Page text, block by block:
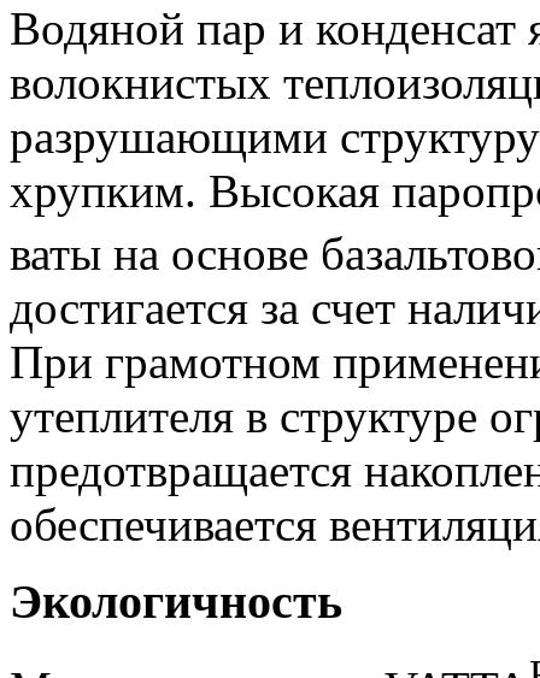
Водяной пар и конденсат
волокнистых
разрушающими
хрупким. Высокая
ваты на основе
достигается за счет
При грамотном
утеплителя в структуре
предотвращается
обеспечивается
Экологичность